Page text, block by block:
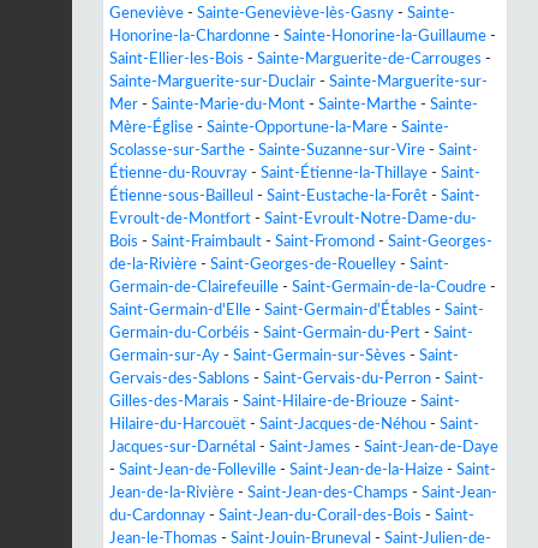
Geneviève - Sainte-Geneviève-lès-Gasny - Sainte-
Honorine-la-Chardonne - Sainte-Honorine-la-Guillaume -
Saint-Ellier-les-Bois - Sainte-Marguerite-de-Carrouges -
Sainte-Marguerite-sur-Duclair - Sainte-Marguerite-sur-
Mer - Sainte-Marie-du-Mont - Sainte-Marthe - Sainte-
Mère-Église - Sainte-Opportune-la-Mare - Sainte-
Scolasse-sur-Sarthe - Sainte-Suzanne-sur-Vire - Saint-
Étienne-du-Rouvray - Saint-Étienne-la-Thillaye - Saint-
Étienne-sous-Bailleul - Saint-Eustache-la-Forêt - Saint-
Evroult-de-Montfort - Saint-Evroult-Notre-Dame-du-
Bois - Saint-Fraimbault - Saint-Fromond - Saint-Georges-
de-la-Rivière - Saint-Georges-de-Rouelley - Saint-
Germain-de-Clairefeuille - Saint-Germain-de-la-Coudre -
Saint-Germain-d'Elle - Saint-Germain-d'Étables - Saint-
Germain-du-Corbéis - Saint-Germain-du-Pert - Saint-
Germain-sur-Ay - Saint-Germain-sur-Sèves - Saint-
Gervais-des-Sablons - Saint-Gervais-du-Perron - Saint-
Gilles-des-Marais - Saint-Hilaire-de-Briouze - Saint-
Hilaire-du-Harcouët - Saint-Jacques-de-Néhou - Saint-
Jacques-sur-Darnétal - Saint-James - Saint-Jean-de-Daye
- Saint-Jean-de-Folleville - Saint-Jean-de-la-Haize - Saint-
Jean-de-la-Rivière - Saint-Jean-des-Champs - Saint-Jean-
du-Cardonnay - Saint-Jean-du-Corail-des-Bois - Saint-
Jean-le-Thomas - Saint-Jouin-Bruneval - Saint-Julien-de-